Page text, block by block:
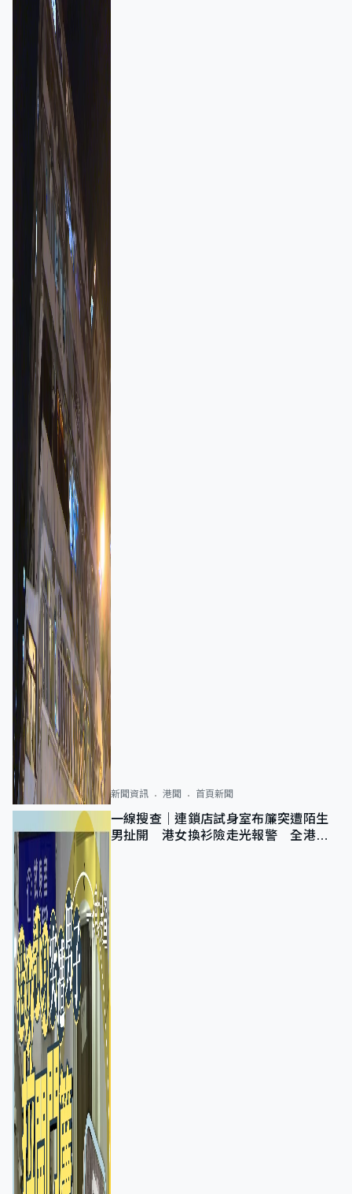
新聞資訊 港聞 首頁新聞
一線搜查｜連鎖店試身室布簾突遭陌生
男扯開 港女換衫險走光報警 全港分